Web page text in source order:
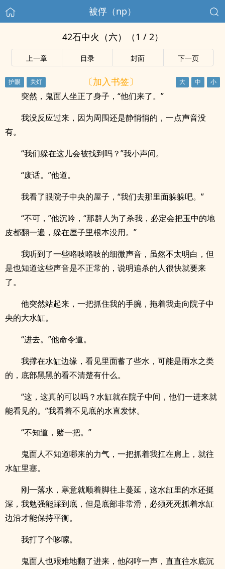
被俘（np）
42石中火（六）（1 / 2）
上一章 目录 封面 下一页
〔加入书签〕
突然，鬼面人坐正了身子，“他们来了。”
我没反应过来，因为周围还是静悄悄的，一点声音没
有。
“我们躲在这儿会被找到吗？”我小声问。
“废话。”他道。
我看了眼院子中央的屋子，“我们去那里面躲躲吧。”
“不可，”他沉吟，“那群人为了杀我，必定会把玉中的地
皮都翻一遍，躲在屋子里根本没用。”
我听到了一些咯吱咯吱的细微声音，虽然不太明白，但
是也知道这些声音是不正常的，说明追杀的人很快就要来
了。
他突然站起来，一把抓住我的手腕，拖着我走向院子中
央的大水缸。
“进去。”他命令道。
我撑在水缸边缘，看见里面蓄了些水，可能是雨水之类
的，底部黑黑的看不清楚有什么。
“这，这真的可以吗？水缸就在院子中间，他们一进来就
能看见的。”我看着不见底的水直发怵。
“不知道，赌一把。”
鬼面人不知道哪来的力气，一把抓着我扛在肩上，就往
水缸里塞。
刚一落水，寒意就顺着脚往上蔓延，这水缸里的水还挺
深，我勉强能踩到底，但是底部非常滑，必须死死抓着水缸
边沿才能保持平衡。
我打了个哆嗦。
鬼面人也艰难地翻了进来，他闷哼一声，直直往水底沉